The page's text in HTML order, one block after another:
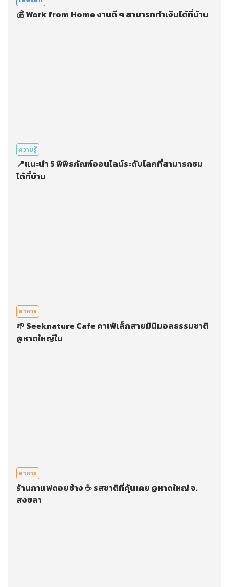
💰 Work from Home งานดี ๆ สามารถทำเงินได้ที่บ้าน
ความรู้
📍แนะนำ 5 พิพิธภัณฑ์ออนไลน์ระดับโลกที่สามารถชม
ได้ที่บ้าน
อาหาร
🌱 Seeknature Cafe คาเฟ่เล็กสายมินิมอลธรรมชาติ
@หาดใหญ่ใน
อาหาร
ร้านกาแฟดอยช้าง ☕ รสชาติที่คุ้นเคย @หาดใหญ่ จ.
สงขลา